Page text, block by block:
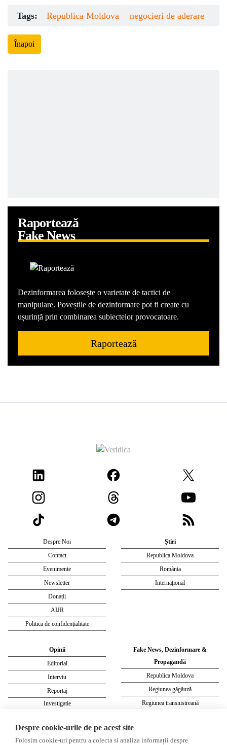
Tags: Republica Moldova negocieri de aderare
Înapoi
Raportează
Fake News
Dezinformarea folosește o varietate de tactici de
manipulare. Poveștile de dezinformare pot fi create cu
ușurință prin combinarea subiectelor provocatoare.
Raportează
Despre Noi
Contact
Evenimente
Newsletter
Donații
AIJR
Politica de confidențialitate
Știri
Republica Moldova
România
Internațional
Opinii
Editorial
Interviu
Reportaj
Investigatie
Fake News, Dezinformare &
Propagandă
Republica Moldova
Regiunea găgăuză
Regiunea transnistreană
Despre cookie-urile de pe acest site
Folosim cookie-uri pentru a colecta si analiza informații despre